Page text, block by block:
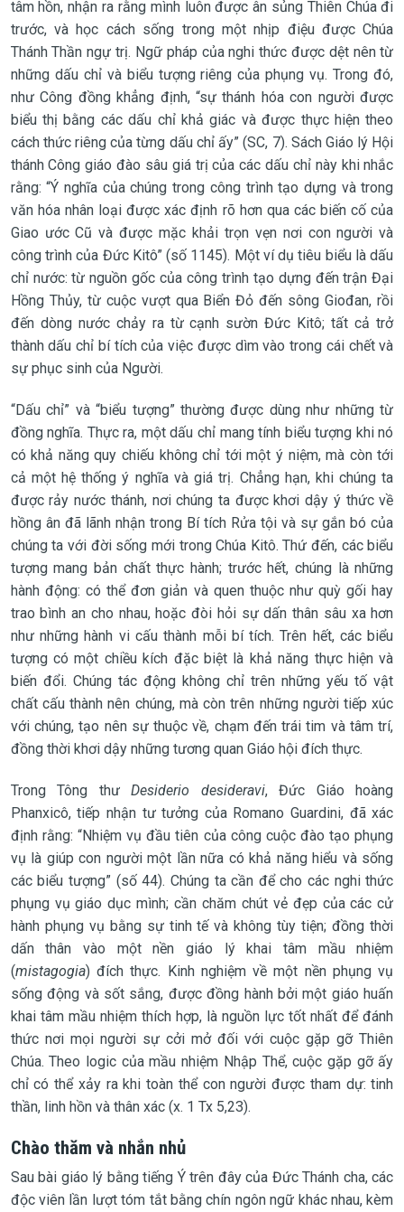
tâm hồn, nhận ra rằng mình luôn được ân sủng Thiên Chúa đi
trước, và học cách sống trong một nhịp điệu được Chúa
Thánh Thần ngự trị. Ngữ pháp của nghi thức được dệt nên từ
những dấu chỉ và biểu tượng riêng của phụng vụ. Trong đó,
như Công đồng khẳng định, “sự thánh hóa con người được
biểu thị bằng các dấu chỉ khả giác và được thực hiện theo
cách thức riêng của từng dấu chỉ ấy” (SC, 7). Sách Giáo lý Hội
thánh Công giáo đào sâu giá trị của các dấu chỉ này khi nhắc
rằng: “Ý nghĩa của chúng trong công trình tạo dựng và trong
văn hóa nhân loại được xác định rõ hơn qua các biến cố của
Giao ước Cũ và được mặc khải trọn vẹn nơi con người và
công trình của Đức Kitô” (số 1145). Một ví dụ tiêu biểu là dấu
chỉ nước: từ nguồn gốc của công trình tạo dựng đến trận Đại
Hồng Thủy, từ cuộc vượt qua Biển Đỏ đến sông Giođan, rồi
đến dòng nước chảy ra từ cạnh sườn Đức Kitô; tất cả trở
thành dấu chỉ bí tích của việc được dìm vào trong cái chết và
sự phục sinh của Người.
“Dấu chỉ” và “biểu tượng” thường được dùng như những từ
đồng nghĩa. Thực ra, một dấu chỉ mang tính biểu tượng khi nó
có khả năng quy chiếu không chỉ tới một ý niệm, mà còn tới
cả một hệ thống ý nghĩa và giá trị. Chẳng hạn, khi chúng ta
được rảy nước thánh, nơi chúng ta được khơi dậy ý thức về
hồng ân đã lãnh nhận trong Bí tích Rửa tội và sự gắn bó của
chúng ta với đời sống mới trong Chúa Kitô. Thứ đến, các biểu
tượng mang bản chất thực hành; trước hết, chúng là những
hành động: có thể đơn giản và quen thuộc như quỳ gối hay
trao bình an cho nhau, hoặc đòi hỏi sự dấn thân sâu xa hơn
như những hành vi cấu thành mỗi bí tích. Trên hết, các biểu
tượng có một chiều kích đặc biệt là khả năng thực hiện và
biến đổi. Chúng tác động không chỉ trên những yếu tố vật
chất cấu thành nên chúng, mà còn trên những người tiếp xúc
với chúng, tạo nên sự thuộc về, chạm đến trái tim và tâm trí,
đồng thời khơi dậy những tương quan Giáo hội đích thực.
Trong Tông thưDesiderio desideravi, Đức Giáo hoàng
Phanxicô, tiếp nhận tư tưởng của Romano Guardini, đã xác
định rằng: “Nhiệm vụ đầu tiên của công cuộc đào tạo phụng
vụ là giúp con người một lần nữa có khả năng hiểu và sống
các biểu tượng” (số 44). Chúng ta cần để cho các nghi thức
phụng vụ giáo dục mình; cần chăm chút vẻ đẹp của các cử
hành phụng vụ bằng sự tinh tế và không tùy tiện; đồng thời
dấn thân vào một nền giáo lý khai tâm mầu nhiệm
(mistagogia) đích thực. Kinh nghiệm về một nền phụng vụ
sống động và sốt sắng, được đồng hành bởi một giáo huấn
khai tâm mầu nhiệm thích hợp, là nguồn lực tốt nhất để đánh
thức nơi mọi người sự cởi mở đối với cuộc gặp gỡ Thiên
Chúa. Theo logic của mầu nhiệm Nhập Thể, cuộc gặp gỡ ấy
chỉ có thể xảy ra khi toàn thể con người được tham dự: tinh
thần, linh hồn và thân xác (x. 1 Tx 5,23).
Chào thăm và nhắn nhủ
Sau bài giáo lý bằng tiếng Ý trên đây của Đức Thánh cha, các
độc viên lần lượt tóm tắt bằng chín ngôn ngữ khác nhau, kèm